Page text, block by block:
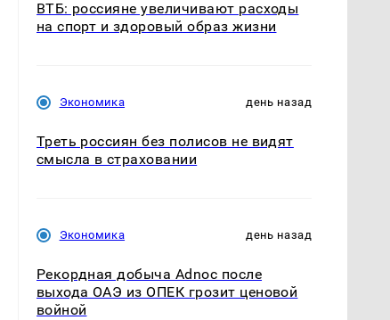
ВТБ: россияне увеличивают расходы
на спорт и здоровый образ жизни
Экономика день назад
Треть россиян без полисов не видят
смысла в страховании
Экономика день назад
Рекордная добыча Adnoc после
выхода ОАЭ из ОПЕК грозит ценовой
войной